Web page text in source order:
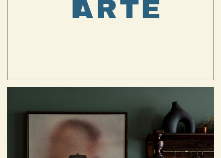
MUST HAVE ARTE —
ЭКОСИСТЕМА ВНУТРИ
MUST HAVE BURO,